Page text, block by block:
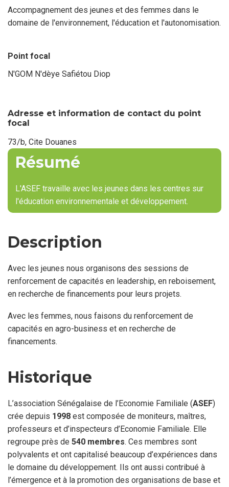
Accompagnement des jeunes et des femmes dans le
domaine de l'environnement, l'éducation et l'autonomisation.
Point focal
Nom
focal
N'GOM N'dèye Safiétou Diop
Adresse et information de contact du point
focal
73/b, Cite Douanes
Résumé
L'ASEF travaille avec les jeunes dans les centres sur
l'éducation environnementale et développement.
Description
Avec les jeunes nous organisons des sessions de
renforcement de capacités en leadership, en reboisement,
en recherche de financements pour leurs projets.
Avec les femmes, nous faisons du renforcement de
capacités en agro-business et en recherche de
financements.
Historique
L’association Sénégalaise de l’Economie Familiale (ASEF)
crée depuis 1998 est composée de moniteurs, maîtres,
professeurs et d’inspecteurs d’Economie Familiale. Elle
regroupe près de 540 membres. Ces membres sont
polyvalents et ont capitalisé beaucoup d’expériences dans
le domaine du développement. Ils ont aussi contribué à
l’émergence et à la promotion des organisations de base et